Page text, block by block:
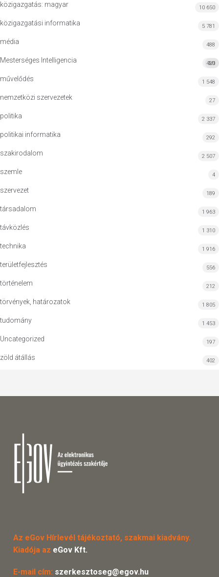
közigazgatás: magyar 10 650
közigazgatási informatika 5 781
média 488
Mesterséges Intelligencia MI
420
művelődés 1 548
nemzetközi szervezetek 27
politika 2 337
politikai informatika 292
szakirodalom 2 507
szemle 4
szervezet 189
társadalom 1 963
távközlés 1 310
technika 1 916
területfejlesztés 556
történelem 212
törvények, határozatok 1 805
tudomány 1 453
Uncategorized 197
zöld átállás 402
Az eGov Hírlevél tájékoztató, szakmai kiadvány.
Kiadója az eGov Kft.
E-mail cím: szerkesztoseg@egov.hu